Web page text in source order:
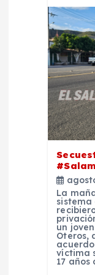
La
sistema
un
Oteros,
víctima
17